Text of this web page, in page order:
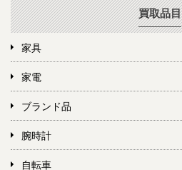
買取品目
家具
家電
ブランド品
腕時計
自転車